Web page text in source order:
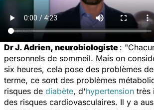
Dr J. Adrien, neurobiologiste :
personnels de sommeil. Mais on
six heures, cela pose des problèmes
terme, ce sont des problèmes
risques de diabète, d'hypertension très
des risques cardiovasculaires. Il y a